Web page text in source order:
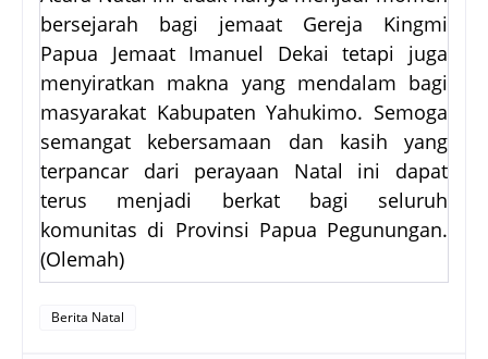
bersejarah bagi jemaat Gereja Kingmi
Papua Jemaat Imanuel Dekai tetapi juga
menyiratkan makna yang mendalam bagi
masyarakat Kabupaten Yahukimo. Semoga
semangat kebersamaan dan kasih yang
terpancar dari perayaan Natal ini dapat
terus menjadi berkat bagi seluruh
komunitas di Provinsi Papua Pegunungan.
(Olemah)
Berita Natal